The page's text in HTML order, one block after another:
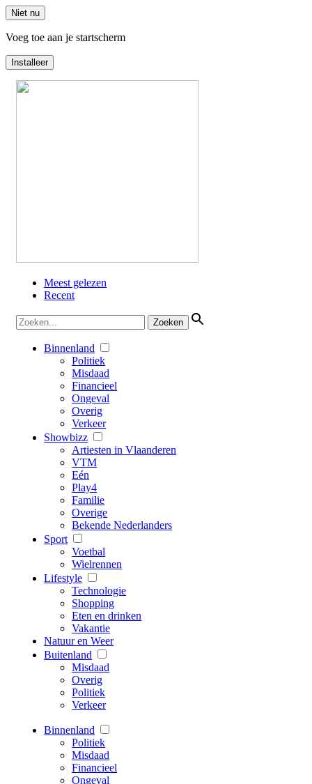
Niet nu
Voeg toe aan je startscherm
Installeer
Meest gelezen
Recent
Binnenland
Politiek
Misdaad
Financieel
Ongeval
Overig
Verkeer
Showbizz
Artiesten in Vlaanderen
VTM
Eén
Play4
Familie
Overige
Bekende Nederlanders
Sport
Voetbal
Wielrennen
Lifestyle
Technologie
Shopping
Eten en drinken
Vakantie
Natuur en Weer
Buitenland
Misdaad
Overig
Politiek
Verkeer
Binnenland
Politiek
Misdaad
Financieel
Ongeval